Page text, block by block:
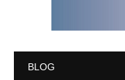
BLOG